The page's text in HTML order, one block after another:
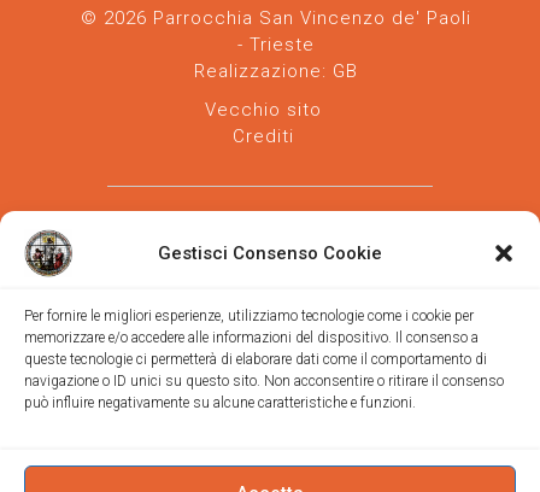
Gestisci Consenso Cookie
Per fornire le migliori esperienze, utilizziamo tecnologie come i cookie per
memorizzare e/o accedere alle informazioni del dispositivo. Il consenso a
queste tecnologie ci permetterà di elaborare dati come il comportamento di
navigazione o ID unici su questo sito. Non acconsentire o ritirare il consenso
può influire negativamente su alcune caratteristiche e funzioni.
© 2026 Parrocchia San Vincenzo de' Paoli
- Trieste
Realizzazione: GB
Vecchio sito
Crediti
Parrocchia san Vincenzo de' Paoli-Diocesi
di Trieste
via Vittorino da Feltre, 11 (chiesa)
Trieste